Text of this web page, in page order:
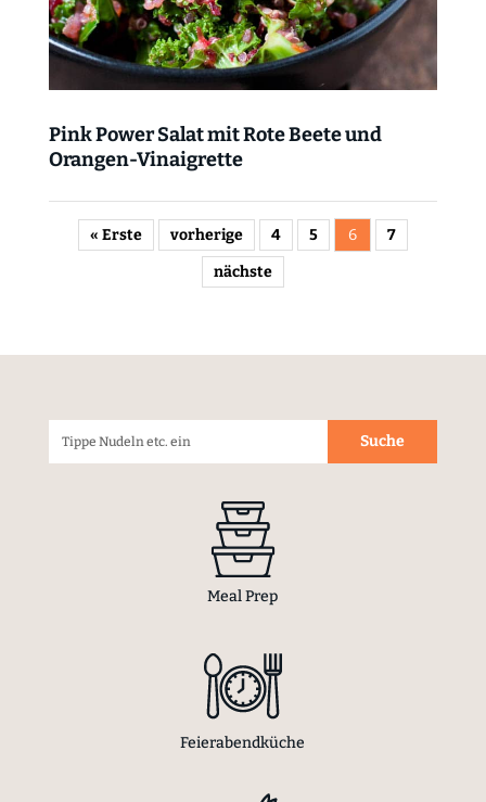
Pink Power Salat mit Rote Beete und
Orangen-Vinaigrette
« Erste vorherige 4 5 6
7
nächste
Meal Prep
Feierabendküche